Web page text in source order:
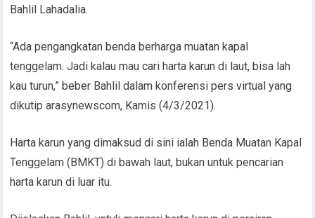
Bahlil Lahadalia.
“Ada pengangkatan benda berharga muatan kapal
tenggelam. Jadi kalau mau cari harta karun di laut, bisa lah
kau turun,” beber Bahlil dalam konferensi pers virtual yang
dikutip arasynewscom, Kamis (4/3/2021).
Harta karun yang dimaksud di sini ialah Benda Muatan Kapal
Tenggelam (BMKT) di bawah laut, bukan untuk pencarian
harta karun di luar itu.